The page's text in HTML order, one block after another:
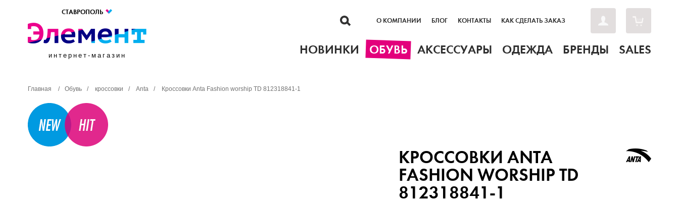
СТАВРОПОЛЬ
интернет-магазин
О КОМПАНИИ БЛОГ КОНТАКТЫ КАК СДЕЛАТЬ ЗАКАЗ
НОВИНКИ ОБУВЬ АКСЕССУАРЫ ОДЕЖДА БРЕНДЫ SALES
Главная / Обувь / кроссовки / Anta / Кроссовки Anta Fashion worship TD 812318841-1
КРОССОВКИ ANTA
FASHION WORSHIP TD
812318841-1